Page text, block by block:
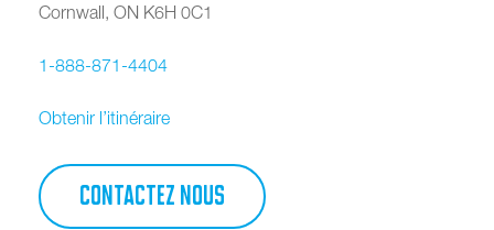
Cornwall, ON K6H 0C1
1-888-871-4404
Obtenir l’itinéraire
CONTACTEZ NOUS